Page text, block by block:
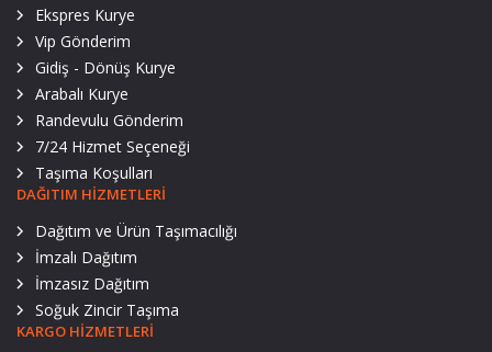
Ekspres Kurye
Vip Gönderim
Gidiş - Dönüş Kurye
Arabalı Kurye
Randevulu Gönderim
7/24 Hizmet Seçeneği
Taşıma Koşulları
DAĞITIM HIZMETLERI
Dağıtım ve Ürün Taşımacılığı
İmzalı Dağıtım
İmzasız Dağıtım
Soğuk Zincir Taşıma
KARGO HIZMETLERI